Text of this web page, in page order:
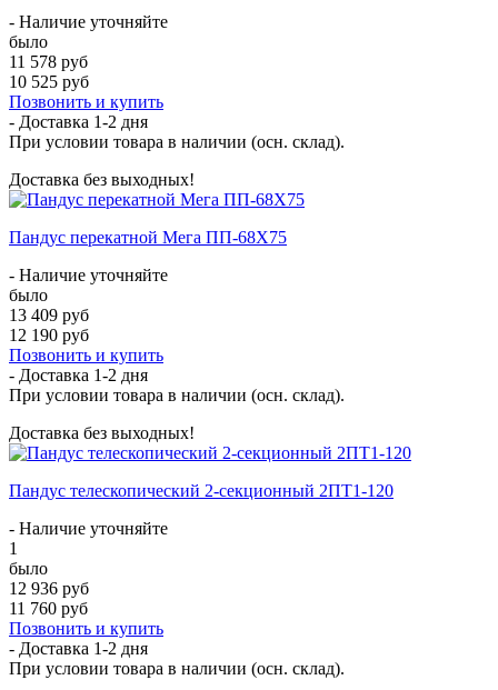
- Наличие уточняйте
было
11 578 руб
10 525 руб
Позвонить и купить
- Доставка 1-2 дня
При условии товара в наличии (осн. склад).
Доставка без выходных!
Пандус перекатной Мега ПП-68Х75
- Наличие уточняйте
было
13 409 руб
12 190 руб
Позвонить и купить
- Доставка 1-2 дня
При условии товара в наличии (осн. склад).
Доставка без выходных!
Пандус телескопический 2-секционный 2ПТ1-120
- Наличие уточняйте
1
было
12 936 руб
11 760 руб
Позвонить и купить
- Доставка 1-2 дня
При условии товара в наличии (осн. склад).